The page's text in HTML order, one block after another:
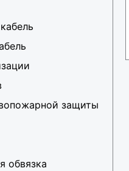
защиты
обвязка